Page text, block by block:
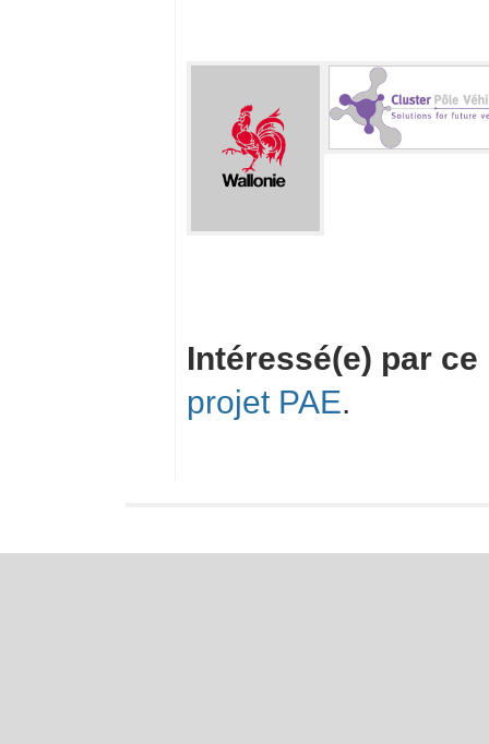
Intéressé(e) par
projet PAE.